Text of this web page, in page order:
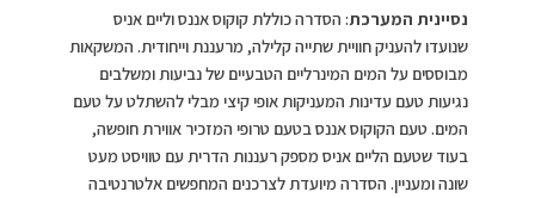
נסיינית המערכת: הסדרה כוללת קוקוס אננס וליים אניס
שנועדו להעניק חוויית שתייה קלילה, מרעננת וייחודית. המשקאות
מבוססים על המים המינרליים הטבעיים של נביעות ומשלבים
נגיעות טעם עדינות המעניקות אופי קיצי מבלי להשתלט על טעם
המים. טעם הקוקוס אננס בטעם טרופי המזכיר אווירת חופשה,
בעוד שטעם הליים אניס מספק רעננות הדרית עם טוויסט מעט
שונה ומעניין. הסדרה מיועדת לצרכנים המחפשים אלטרנטיבה